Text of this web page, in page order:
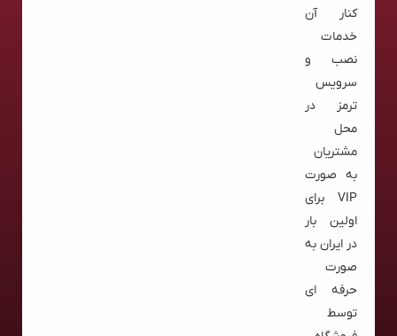
کنار آن
خدمات
نصب و
سرویس
ترمز در
محل
مشتریان
به صورت
VIP برای
اولین بار
در ایران به
صورت
حرفه ای
توسط